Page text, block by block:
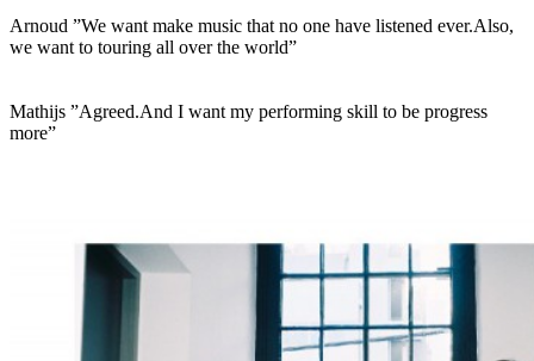
Arnoud ”We want make music that no one have listened ever.Also,
we want to touring all over the world”
Mathijs ”Agreed.And I want my performing skill to be progress
more”